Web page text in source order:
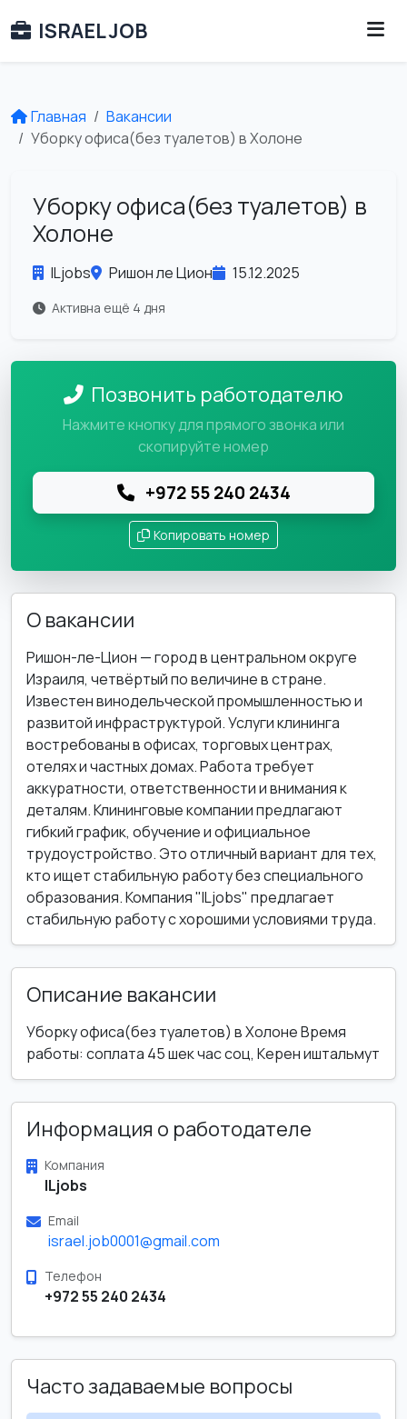
ISRAEL JOB
Главная
Вакансии
Уборку офиса(без туалетов) в Холоне
Уборку офиса(без туалетов) в
Холоне
ILjobs Ришон ле Цион 15.12.2025
Активна ещё 4 дня
Позвонить работодателю
Нажмите кнопку для прямого звонка или
скопируйте номер
+972 55 240 2434
Копировать номер
О вакансии
Ришон-ле-Цион — город в центральном округе
Израиля, четвёртый по величине в стране.
Известен винодельческой промышленностью и
развитой инфраструктурой. Услуги клининга
востребованы в офисах, торговых центрах,
отелях и частных домах. Работа требует
аккуратности, ответственности и внимания к
деталям. Клининговые компании предлагают
гибкий график, обучение и официальное
трудоустройство. Это отличный вариант для тех,
кто ищет стабильную работу без специального
образования. Компания "ILjobs" предлагает
стабильную работу с хорошими условиями труда.
Описание вакансии
Уборку офиса(без туалетов) в Холоне Время
работы: соплата 45 шек час соц, Керен иштальмут
Информация о работодателе
Компания
ILjobs
Email
israel.job0001@gmail.com
Телефон
+972 55 240 2434
Часто задаваемые вопросы